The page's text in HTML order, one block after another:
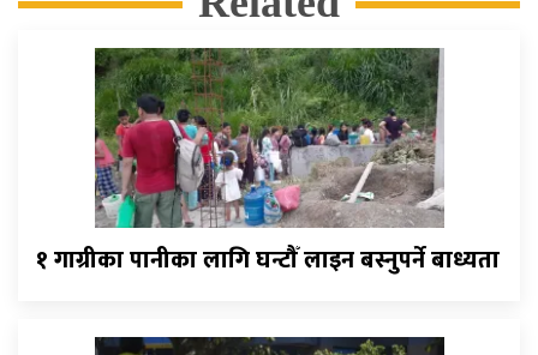
१ गाग्रीका पानीका लागि घन्टौँ लाइन बस्नुपर्ने बाध्यता